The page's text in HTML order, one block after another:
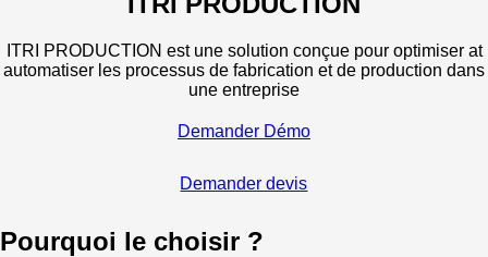
ITRI PRODUCTION est une solution conçue pour optimiser at
automatiser les processus de fabrication et de production dans
une entreprise
Demander Démo
Demander devis
Pourquoi le choisir ?